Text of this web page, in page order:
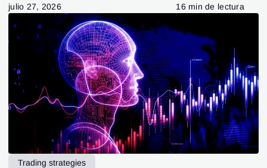
oportunidades del mercado
julio 27, 2026 16 min de lectura
Trading strategies